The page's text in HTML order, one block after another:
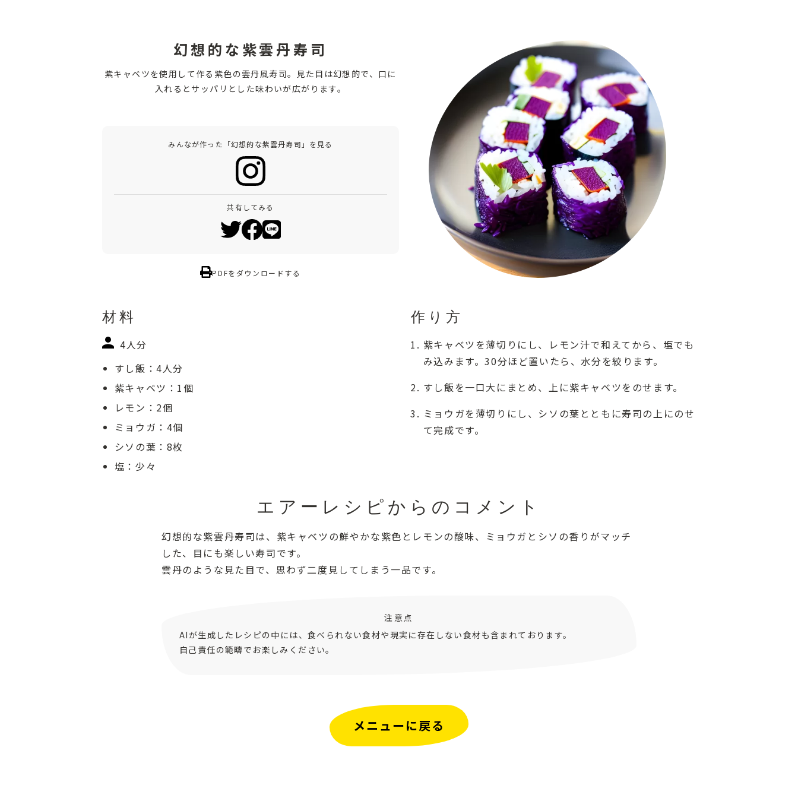
幻想的な紫雲丹寿司
紫キャベツを使用して作る紫色の雲丹風寿司。見た目は幻想的で、口に
入れるとサッパリとした味わいが広がります。
みんなが作った「幻想的な紫雲丹寿司」を見る
共有してみる
PDFをダウンロードする
材料
4人分
すし飯：4人分
紫キャベツ：1個
レモン：2個
ミョウガ：4個
シソの葉：8枚
塩：少々
作り方
紫キャベツを薄切りにし、レモン汁で和えてから、塩でも
み込みます。30分ほど置いたら、水分を絞ります。
すし飯を一口大にまとめ、上に紫キャベツをのせます。
ミョウガを薄切りにし、シソの葉とともに寿司の上にのせ
て完成です。
エアーレシピからのコメント
幻想的な紫雲丹寿司は、紫キャベツの鮮やかな紫色とレモンの酸味、ミョウガとシソの香りがマッチ
した、目にも楽しい寿司です。
雲丹のような見た目で、思わず二度見してしまう一品です。
注意点
AIが生成したレシピの中には、食べられない食材や現実に存在しない食材も含まれております。
自己責任の範疇でお楽しみください。
メニューに戻る